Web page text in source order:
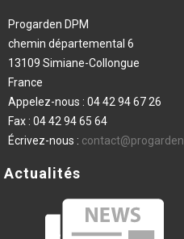
Progarden DPM
chemin départemental 6
13109 Simiane-Collongue
France
Appelez-nous : 04 42 94 67 26
Fax : 04 42 94 65 64
Écrivez-nous :
Actualités